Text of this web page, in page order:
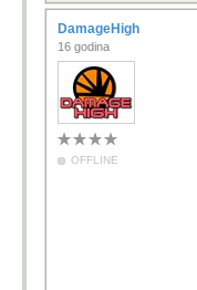
DamageHigh
16 godina
OFFLINE